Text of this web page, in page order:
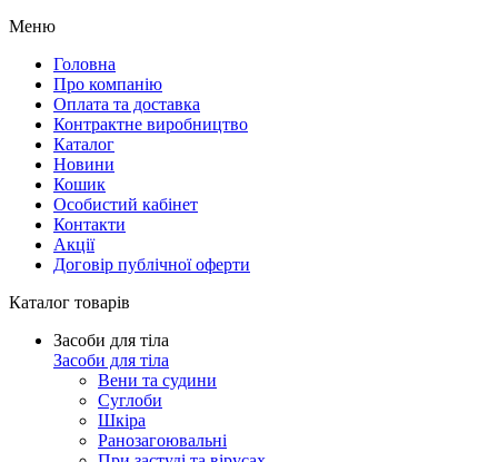
Меню
Головна
Про компанію
Оплата та доставка
Контрактне виробництво
Каталог
Новини
Кошик
Особистий кабінет
Контакти
Акції
Договір публічної оферти
Каталог товарів
Засоби для тіла
Засоби для тіла
Вени та судини
Суглоби
Шкіра
Ранозагоювальні